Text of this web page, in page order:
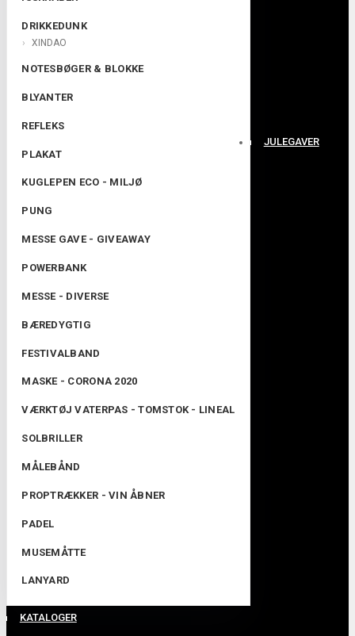
DRIKKEDUNK
XINDAO
NOTESBØGER & BLOKKE
BLYANTER
REFLEKS
PLAKAT
KUGLEPEN ECO - MILJØ
PUNG
MESSE GAVE - GIVEAWAY
POWERBANK
MESSE - DIVERSE
BÆREDYGTIG
FESTIVALBAND
MASKE - CORONA 2020
VÆRKTØJ VATERPAS - TOMSTOK - LINEAL
SOLBRILLER
MÅLEBÅND
PROPTRÆKKER - VIN ÅBNER
PADEL
MUSEMÅTTE
LANYARD
KATALOGER
JULEGAVER